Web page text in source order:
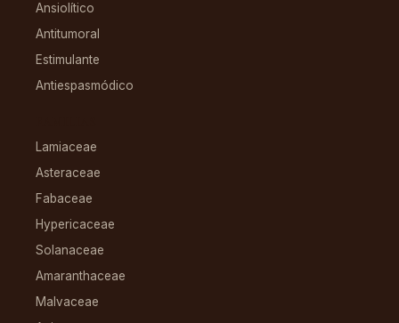
Ansiolítico
Antitumoral
Estimulante
Antiespasmódico
Lamiaceae
Asteraceae
Fabaceae
Hypericaceae
Solanaceae
Amaranthaceae
Malvaceae